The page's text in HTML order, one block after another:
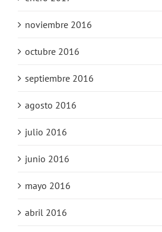
noviembre 2016
octubre 2016
septiembre 2016
agosto 2016
julio 2016
junio 2016
mayo 2016
abril 2016